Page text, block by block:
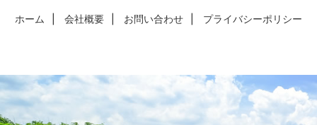
ホーム 会社概要 お問い合わせ プライバシーポリシー